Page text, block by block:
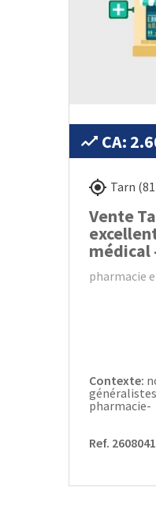
CA:
Tarn
Vente
médical
pharmacie
Contexte:
pharmacie-
Ref.